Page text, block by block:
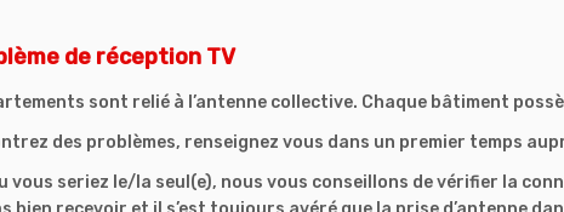
de réception TV
sont relié à l’antenne collective. Chaque bâtiment
des problèmes, renseignez vous dans un premier temps
vous seriez le/la seul(e), nous vous conseillons de vérifier la